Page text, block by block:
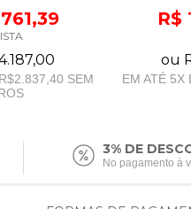
R$2.837,40 SEM
R$
ou
EM ATÉ 5X
3% DE
No pagamento à